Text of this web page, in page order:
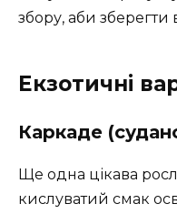
збору, аби зберегти
Екзотичні
Каркаде
Ще одна цікава
кислуватий смак